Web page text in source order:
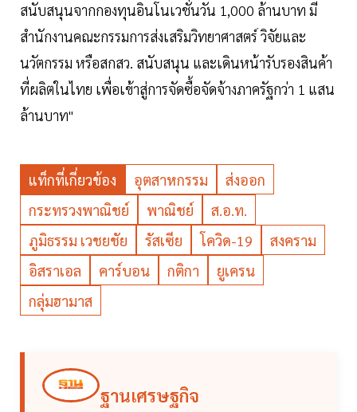
สนับสนุนจากกองทุนอินโนเวชั่นวัน 1,000 ล้านบาท มี
สำนักงานคณะกรรมการส่งเสริมวิทยาศาสตร์ วิจัยและ
นวัตกรรม หรือสกสว. สนับสนุน และเดินหน้ารับรองสินค้า
ที่ผลิตในไทย เพื่อเข้าสู่การจัดซื้อจัดจ้างภาครัฐกว่า 1 แสน
ล้านบาท"
แท็กที่เกี่ยวข้อง อุตสาหกรรม
ส่งออก
กระทรวงพาณิชย์
พาณิชย์
ส.อ.ท.
ภูมิธรรม เวชยชัย
รัสเซีย โควิด-19
สงคราม
อิสราเอล
คาร์บอน กติกา
ยูเครน
กลุ่มฮามาส
ฐานเศรษฐกิจ